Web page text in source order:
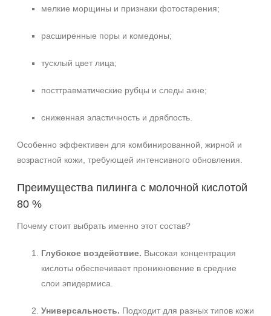
мелкие морщины и признаки фотостарения;
расширенные поры и комедоны;
тусклый цвет лица;
посттравматические рубцы и следы акне;
сниженная эластичность и дряблость.
Особенно эффективен для комбинированной, жирной и
возрастной кожи, требующей интенсивного обновления.
Преимущества пилинга с молочной кислотой
80 %
Почему стоит выбрать именно этот состав?
Глубокое воздействие. Высокая концентрация
кислоты обеспечивает проникновение в средние
слои эпидермиса.
Универсальность. Подходит для разных типов кожи
+7 (495) 640-58-89
+7 (929) 933-09-89